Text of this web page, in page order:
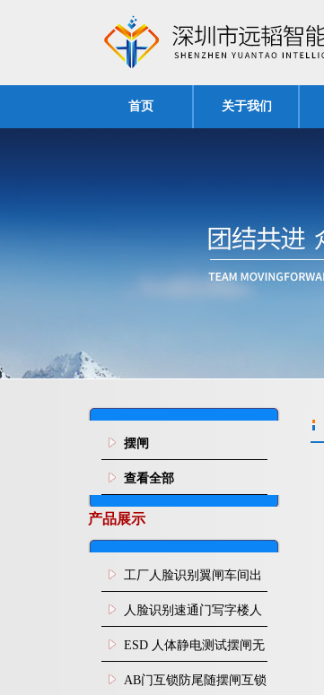
首页 关于我们
摆闸
查看全部
产品展示
工厂人脸识别翼闸车间出
入口人行通道门禁
人脸识别速通门写字楼人
行通道闸门禁设备
ESD 人体静电测试摆闸无
尘车间防静电闸机
AB门互锁防尾随摆闸互锁